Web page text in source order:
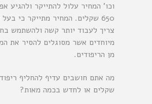
650 שקלים. המחיר מתייקר כי
צריך לעבוד יותר קשה ולהשתמש
מיוחדים אשר מסוגלים להסיר את
מן הריפודים.
מה אתם חושבים עדיף להחליף
שקלים או לחדש בכמה מאות?